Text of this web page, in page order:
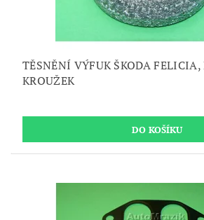
TĚSNĚNÍ VÝFUK ŠKODA FELICIA,
KROUŽEK